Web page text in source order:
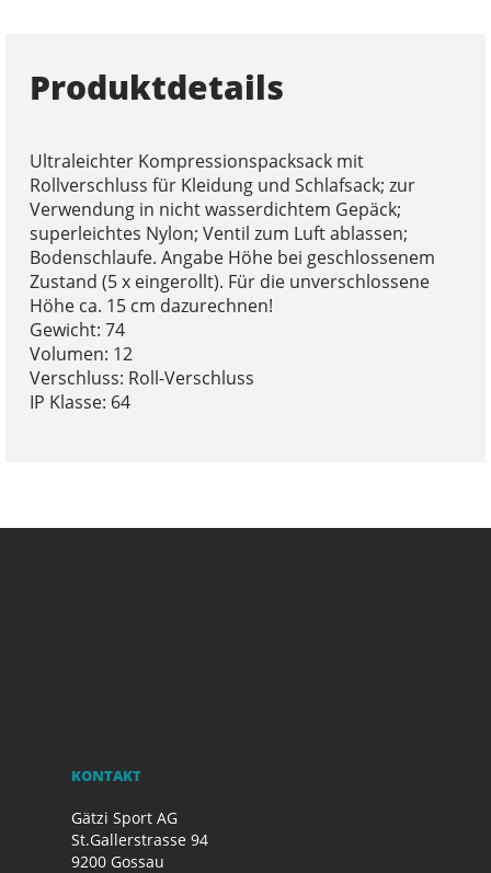
Produktdetails
Ultraleichter Kompressionspacksack mit
Rollverschluss für Kleidung und Schlafsack; zur
Verwendung in nicht wasserdichtem Gepäck;
superleichtes Nylon; Ventil zum Luft ablassen;
Bodenschlaufe. Angabe Höhe bei geschlossenem
Zustand (5 x eingerollt). Für die unverschlossene
Höhe ca. 15 cm dazurechnen!
Gewicht: 74
Volumen: 12
Verschluss: Roll-Verschluss
IP Klasse: 64
KONTAKT
Gätzi Sport AG
St.Gallerstrasse 94
9200 Gossau